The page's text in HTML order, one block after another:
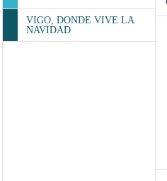
VIGO, DONDE VIVE LA
NAVIDAD